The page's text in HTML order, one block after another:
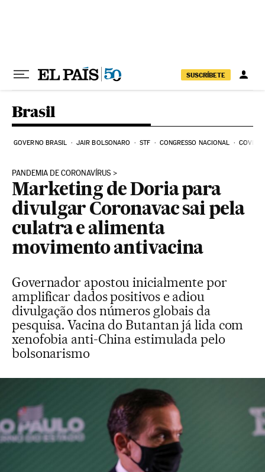
SUSCRÍBETE
Brasil
GOVERNO BRASIL JAIR BOLSONARO STF CONGRESSO NACIONAL COVID-
PANDEMIA DE CORONAVÍRUS
Marketing de Doria para
divulgar Coronavac sai pela
culatra e alimenta
movimento antivacina
Governador apostou inicialmente por
amplificar dados positivos e adiou
divulgação dos números globais da
pesquisa. Vacina do Butantan já lida com
xenofobia anti-China estimulada pelo
bolsonarismo